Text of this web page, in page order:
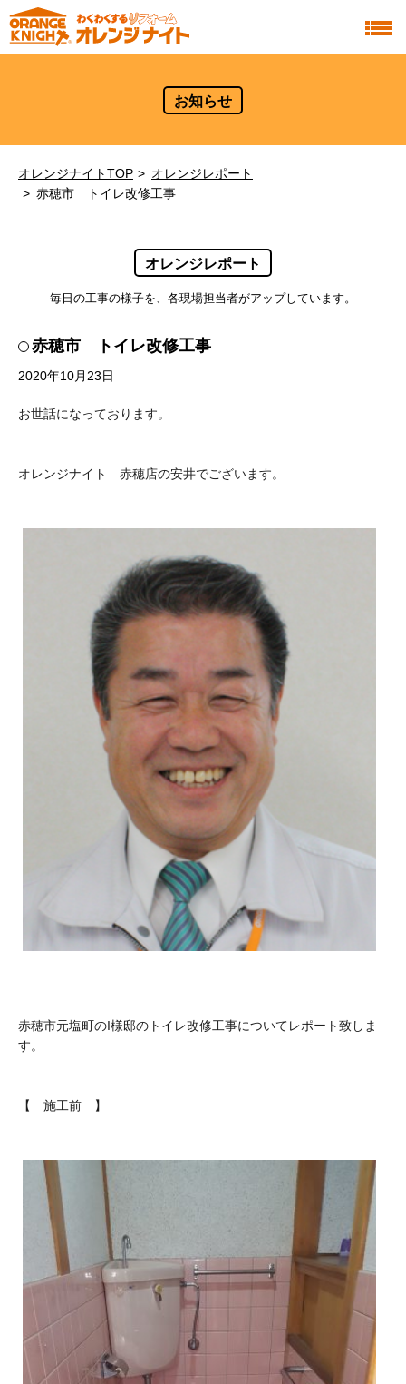
お知らせ
オレンジナイトTOP
オレンジレポート
赤穂市 トイレ改修工事
オレンジレポート
毎日の工事の様子を、各現場担当者がアップしています。
赤穂市 トイレ改修工事
2020年10月23日
お世話になっております。
オレンジナイト 赤穂店の安井でございます。
赤穂市元塩町のI様邸のトイレ改修工事についてレポート致しま
す。
【 施工前 】